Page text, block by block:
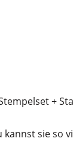
+
sie so